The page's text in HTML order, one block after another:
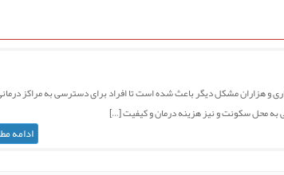
و هزاران مشکل دیگر باعث شده است تا افراد برای دسترسی به مراکز
به محل سکونت و نیز هزینه درمان و کیفیت […]
ادامه